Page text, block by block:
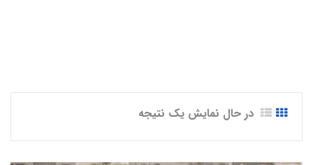
در حال نمایش یک نتیجه